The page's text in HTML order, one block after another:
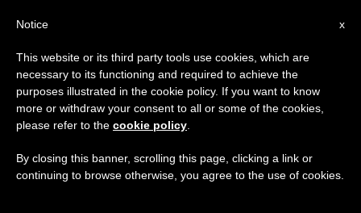
DÍA
Marzo 30th, 2018
ÚLTIMAS NOTICIAS
×
Aviso importante
Del 27 de julio al 7 de agosto haremos la pausa
anual, aprovechando que en el periodo de verano
se generan menos informaciones y también el
x
Notice
This website or its third party tools use cookies, which are
necessary to its functioning and required to achieve the
purposes illustrated in the cookie policy. If you want to know
more or withdraw your consent to all or some of the cookies,
please refer to the cookie policy
By closing this banner, scrolling this page, clicking a link or
continuing to browse otherwise, you agree to the use of cookies.